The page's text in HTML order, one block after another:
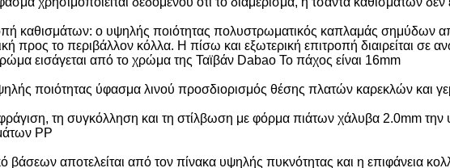
καθισμάτων: ο υψηλής ποιότητας πολυστρωματικός καπλαμάς σημύδων
προς το περιβάλλον κόλλα. Η πίσω και εξωτερική επιτροπή διαιρείται σε
εισάγεται από το χρώμα της Ταϊβάν Dabao Το πάχος είναι 16mm
ποιότητας ύφασμα λινού προσδιορισμός θέσης πλατών καρεκλών και
τη συγκόλληση και τη στίλβωση με φόρμα πιάτων χάλυβα 2.0mm την
PP
βάσεων αποτελείται από τον πίνακα υψηλής πυκνότητας και η επιφάνεια